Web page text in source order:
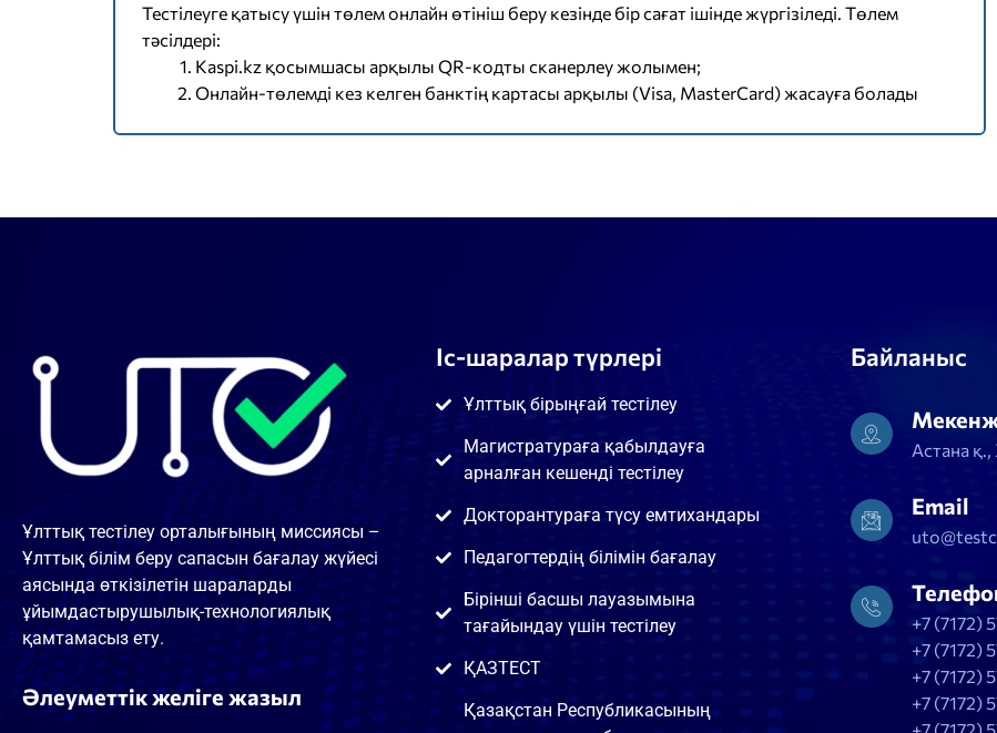
Тестілеуге қатысу үшін төлем онлайн өтініш беру кезінде бір сағат ішінде жүргізіледі. Төлем
тәсілдері:
Kaspi.kz қосымшасы арқылы QR-кодты сканерлеу жолымен;
Онлайн-төлемді кез келген банктің картасы арқылы (Visa, MasterCard) жасауға болады
Ұлттық тестілеу орталығының миссиясы –
Ұлттық білім беру сапасын бағалау жүйесі
аясында өткізілетін шараларды
ұйымдастырушылық-технологиялық
қамтамасыз ету.
Әлеуметтік желіге жазыл
Іс-шаралар түрлері
Ұлттық бірыңғай тестілеу
Магистратураға қабылдауға
арналған кешенді тестілеу
Докторантураға түсу емтихандары
Педагогтердің білімін бағалау
Бірінші басшы лауазымына
тағайындау үшін тестілеу
ҚАЗТЕСТ
Қазақстан Республикасының
Байланыс
Астана
Email
+7 (7172)
+7 (7172)
+7 (7172)
+7 (7172)
+7 (7172)